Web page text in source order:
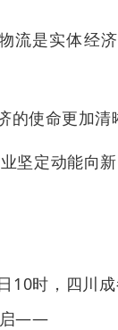
是实体经济
使命更加清
坚定动能向新
10时，四川
启——